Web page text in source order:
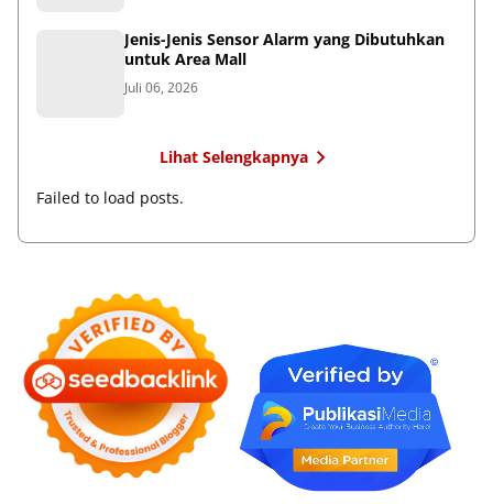
Jenis-Jenis Sensor Alarm yang Dibutuhkan
untuk Area Mall
Juli 06, 2026
Lihat Selengkapnya
Failed to load posts.